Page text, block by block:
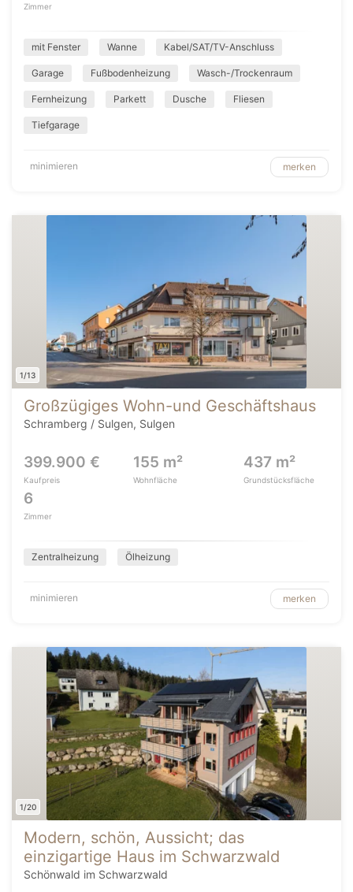
Zimmer
mit Fenster Wanne Kabel/SAT/TV-Anschluss
Garage Fußbodenheizung Wasch-/Trockenraum
Fernheizung Parkett Dusche Fliesen
Tiefgarage
minimieren merken
1/13
Großzügiges Wohn-und Geschäftshaus
Schramberg / Sulgen, Sulgen
399.900 €
Kaufpreis
155 m²
Wohnfläche
437 m²
Grundstücksfläche
6
Zimmer
Zentralheizung Ölheizung
minimieren merken
1/20
Modern, schön, Aussicht; das
einzigartige Haus im Schwarzwald
Schönwald im Schwarzwald